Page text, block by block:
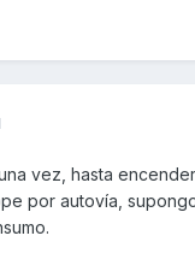
vez, hasta
por autovía,